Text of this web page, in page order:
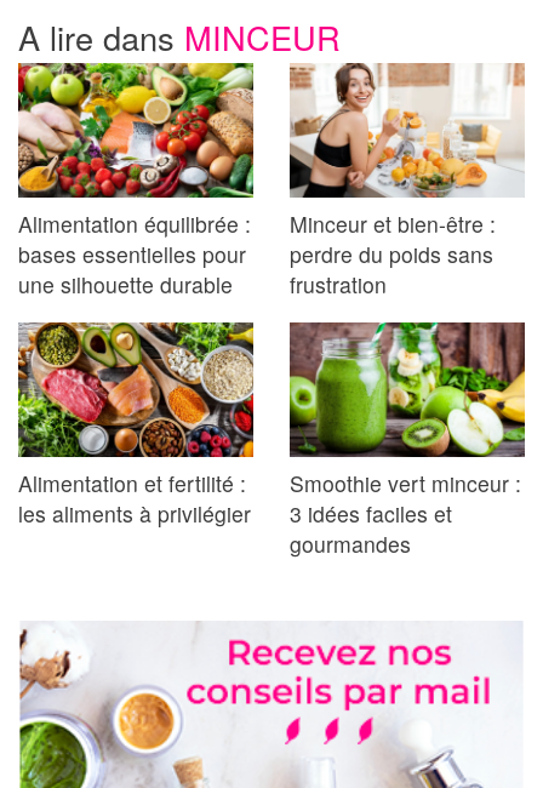
A lire dans MINCEUR
Alimentation équilibrée :
bases essentielles pour
une silhouette durable
Minceur et bien-être :
perdre du poids sans
frustration
Alimentation et fertilité :
les aliments à privilégier
Smoothie vert minceur :
3 idées faciles et
gourmandes